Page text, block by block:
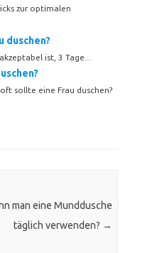
zur optimalen
duschen?
ist, 3 Tage...
sollte eine Frau duschen?
man eine Munddusche
täglich verwenden? →